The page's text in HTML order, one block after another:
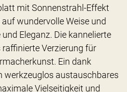
mit Sonnenstrahl-Effekt
wundervolle Weise und
Eleganz. Die kannelierte
Verzierung für
Ein dank
werkzeuglos austauschbares
Vielseitigkeit und